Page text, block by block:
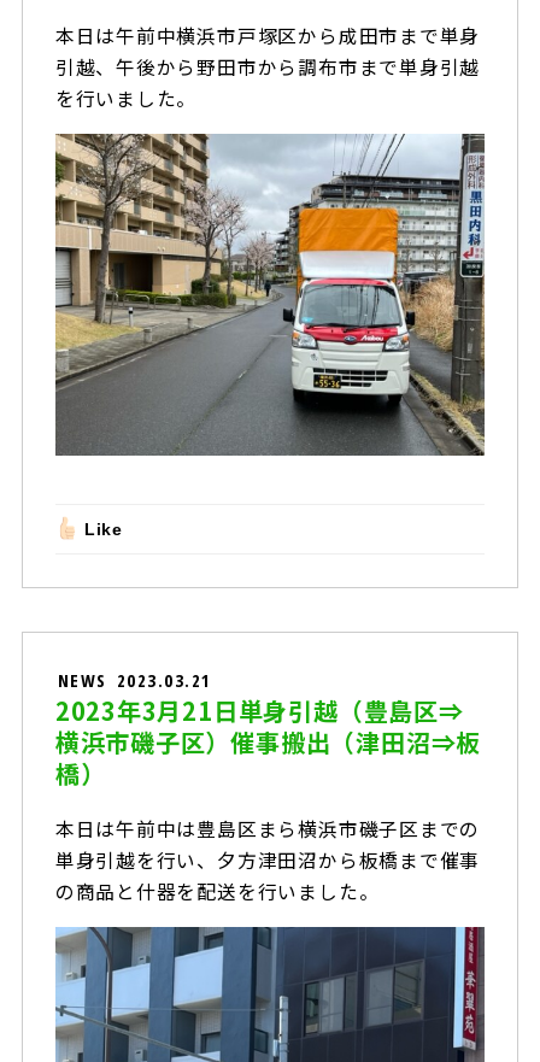
本日は午前中横浜市戸塚区から成田市まで単身
引越、午後から野田市から調布市まで単身引越
を行いました。
Like
NEWS 2023.03.21
2023年3月21日単身引越（豊島区⇒
横浜市磯子区）催事搬出（津田沼⇒板
橋）
本日は午前中は豊島区まら横浜市磯子区までの
単身引越を行い、夕方津田沼から板橋まで催事
の商品と什器を配送を行いました。